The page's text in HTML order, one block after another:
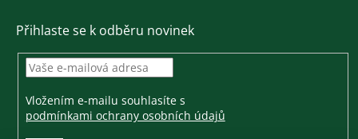
Přihlaste se k odběru novinek
Vložením e-mailu souhlasíte s
podmínkami ochrany osobních údajů